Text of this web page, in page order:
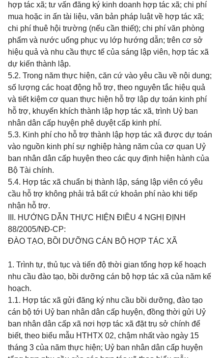
hợp tác xã; tư vấn đăng ký kinh doanh hợp tác xã; chi phí
mua hoặc in ấn tài liệu, văn bản pháp luật về hợp tác xã;
chi phí thuê hội trường (nếu cần thiết); chi phí văn phòng
phẩm và nước uống phục vụ lớp hướng dẫn; trên cơ sở
hiệu quả và nhu cầu thực tế của sáng lập viên, hợp tác xã
dự kiến thành lập.
5.2. Trong năm thực hiện, căn cứ vào yêu cầu về nội dung;
số lượng các hoạt động hỗ trợ, theo nguyên tắc hiệu quả
và tiết kiệm cơ quan thực hiện hỗ trợ lập dự toán kinh phí
hỗ trợ, khuyến khích thành lập hợp tác xã, trình Uỷ ban
nhân dân cấp huyện phê duyệt cấp kinh phí.
5.3. Kinh phí cho hỗ trợ thành lập hợp tác xã được dự toán
vào nguồn kinh phí sự nghiệp hàng năm của cơ quan Uỷ
ban nhân dân cấp huyện theo các quy định hiện hành của
Bộ Tài chính.
5.4. Hợp tác xã chuẩn bị thành lập, sáng lập viên có yêu
cầu hỗ trợ không phải trả bất cứ khoản phí nào khi tiếp
nhận hỗ trợ.
III. HƯỚNG DẪN THỰC HIỆN ĐIỀU 4 NGHỊ ĐỊNH
88/2005/NĐ-CP:
ĐÀO TẠO, BỒI DƯỠNG CÁN BỘ HỢP TÁC XÃ
1. Trình tự, thủ tục và tiến độ thời gian tổng hợp kế hoạch
nhu cầu đào tạo, bồi dưỡng cán bộ hợp tác xã của năm kế
hoạch.
1.1. Hợp tác xã gửi đăng ký nhu cầu bồi dưỡng, đào tạo
cán bộ tới Uỷ ban nhân dân cấp huyện, đồng thời gửi Uỷ
ban nhân dân cấp xã nơi hợp tác xã đặt trụ sở chính để
biết, theo biểu mẫu HTHTX 02, chậm nhất vào ngày 15
tháng 3 của năm thực hiện; Uỷ ban nhân dân cấp huyện